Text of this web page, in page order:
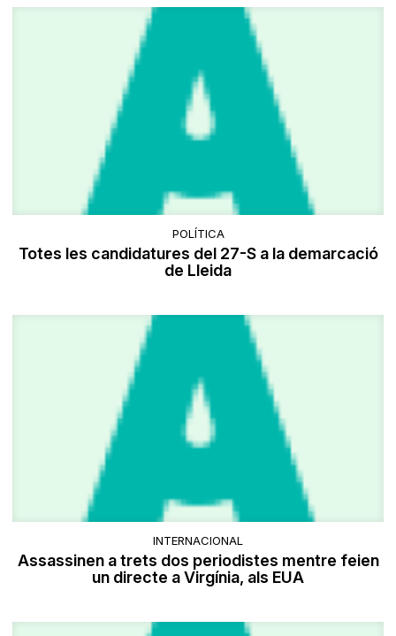
POLÍTICA
Totes les candidatures del 27-S a la demarcació
de Lleida
INTERNACIONAL
Assassinen a trets dos periodistes mentre feien
un directe a Virgínia, als EUA